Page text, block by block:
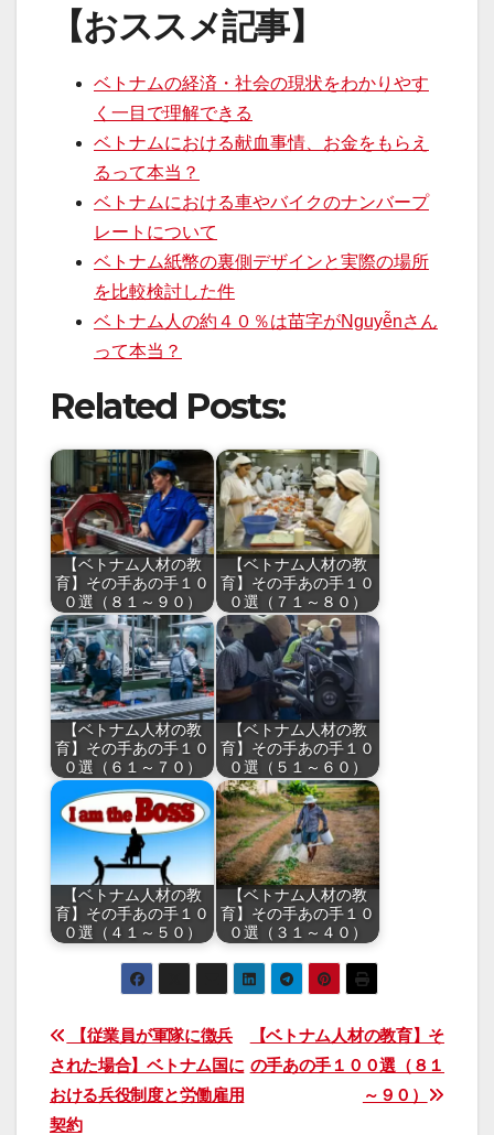
【おススメ記事】
ベトナムの経済・社会の現状をわかりやす
く一目で理解できる
ベトナムにおける献血事情、お金をもらえ
るって本当？
ベトナムにおける車やバイクのナンバープ
レートについて
ベトナム紙幣の裏側デザインと実際の場所
を比較検討した件
ベトナム人の約４０％は苗字がNguyễnさん
って本当？
Related Posts:
【ベトナム人材の教
育】その手あの手１０
０選（８１～９０）
【ベトナム人材の教
育】その手あの手１０
０選（７１～８０）
【ベトナム人材の教
育】その手あの手１０
０選（６１～７０）
【ベトナム人材の教
育】その手あの手１０
０選（５１～６０）
【ベトナム人材の教
育】その手あの手１０
０選（４１～５０）
【ベトナム人材の教
育】その手あの手１０
０選（３１～４０）
投
稿
【ベトナム人材の教育】そ
の手あの手１００選（８１
～９０）
【従業員が軍隊に徴兵
された場合】ベトナム国に
おける兵役制度と労働雇用
契約